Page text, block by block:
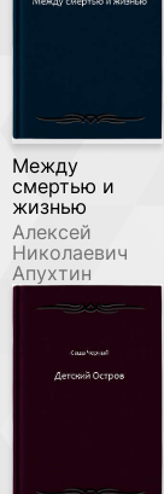
Между
смертью и
жизнью
Алексей
Николаевич
Апухтин